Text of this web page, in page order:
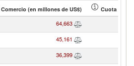
Comercio (en millones de US$) Cuota de
64,663
45,161
36,399